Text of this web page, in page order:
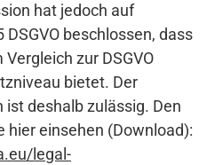
hat jedoch auf
DSGVO beschlossen, dass
zur DSGVO
bietet. Der
deshalb zulässig. Den
hier einsehen (Download):
legal-